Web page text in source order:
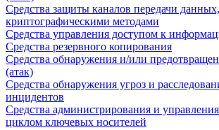
Средства защиты каналов передачи
криптографическими методами
Средства управления доступом к
Средства резервного копирования
Средства обнаружения и/или
(атак)
Средства обнаружения угроз и
инцидентов
Средства администрирования и
циклом ключевых носителей